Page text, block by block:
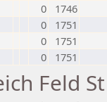
0
1746
0
1751
0
1751
0 1751
Feld